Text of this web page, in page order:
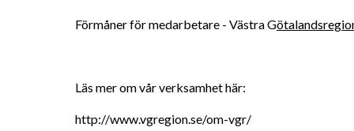
Förmåner för medarbetare - Västra G
Läs mer om vår verksamhet här:
http://www.vgregion.se/om-vgr/